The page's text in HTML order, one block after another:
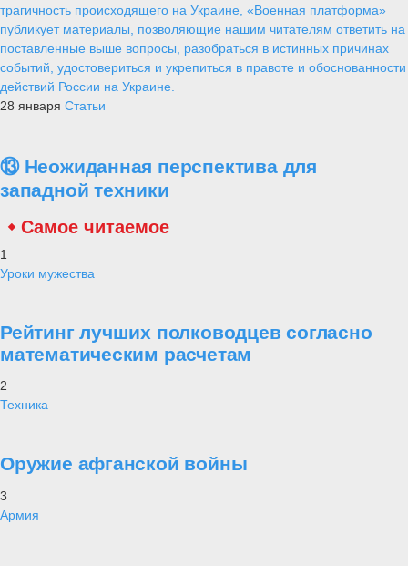
трагичность происходящего на Украине, «Военная платформа»
публикует материалы, позволяющие нашим читателям ответить на
поставленные выше вопросы, разобраться в истинных причинах
событий, удостовериться и укрепиться в правоте и обоснованности
действий России на Украине.
28 января Статьи
⑬ Неожиданная перспектива для
западной техники
Самое читаемое
1
Уроки мужества
Рейтинг лучших полководцев согласно
математическим расчетам
2
Техника
Оружие афганской войны
3
Армия